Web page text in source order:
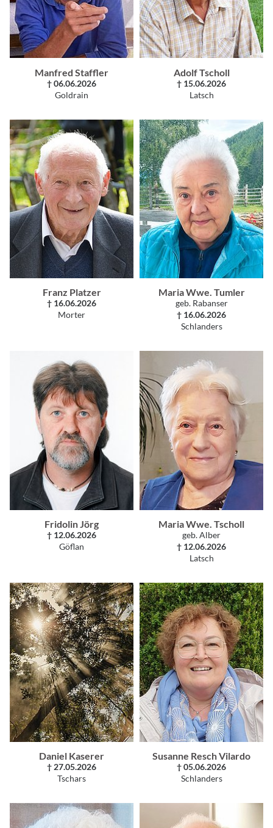
Manfred Staffler
† 06.06.2026
Goldrain
Adolf Tscholl
† 15.06.2026
Latsch
Franz Platzer
† 16.06.2026
Morter
Maria Wwe. Tumler
geb. Rabanser
† 16.06.2026
Schlanders
Fridolin Jörg
† 12.06.2026
Göflan
Maria Wwe. Tscholl
geb. Alber
† 12.06.2026
Latsch
Daniel Kaserer
† 27.05.2026
Tschars
Susanne Resch Vilardo
† 05.06.2026
Schlanders